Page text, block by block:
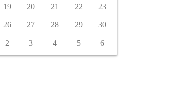
19 20 21 22 23
26 27 28 29 30
2 3 4 5 6